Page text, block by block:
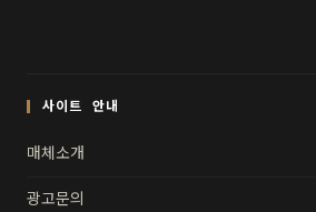
사이트 안내
매체소개
광고문의